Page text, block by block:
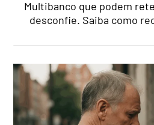
Multibanco que podem
desconfie. Saiba como